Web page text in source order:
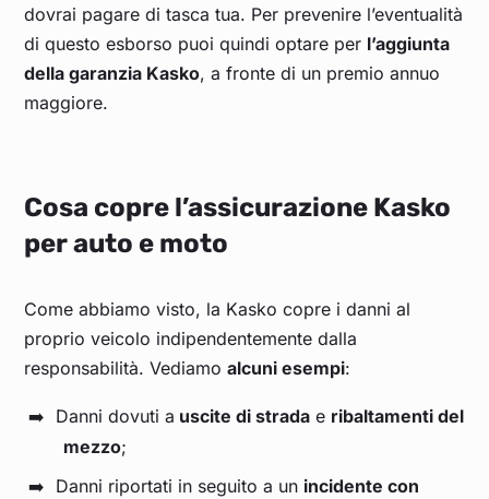
dovrai pagare di tasca tua. Per prevenire l’eventualità
di questo esborso puoi quindi optare per l’aggiunta
della garanzia Kasko, a fronte di un premio annuo
maggiore.
Cosa copre l’assicurazione Kasko
per auto e moto
Come abbiamo visto, la Kasko copre i danni al
proprio veicolo indipendentemente dalla
responsabilità. Vediamoalcuni esempi:
Danni dovuti a uscite di strada e ribaltamenti del
mezzo;
Danni riportati in seguito a un incidente con